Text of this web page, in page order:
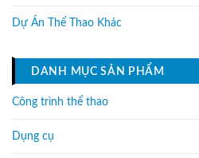
Dự Án Thể Thao Khác
DANH MỤC SẢN PHẨM
Công trình thể thao
Dụng cụ